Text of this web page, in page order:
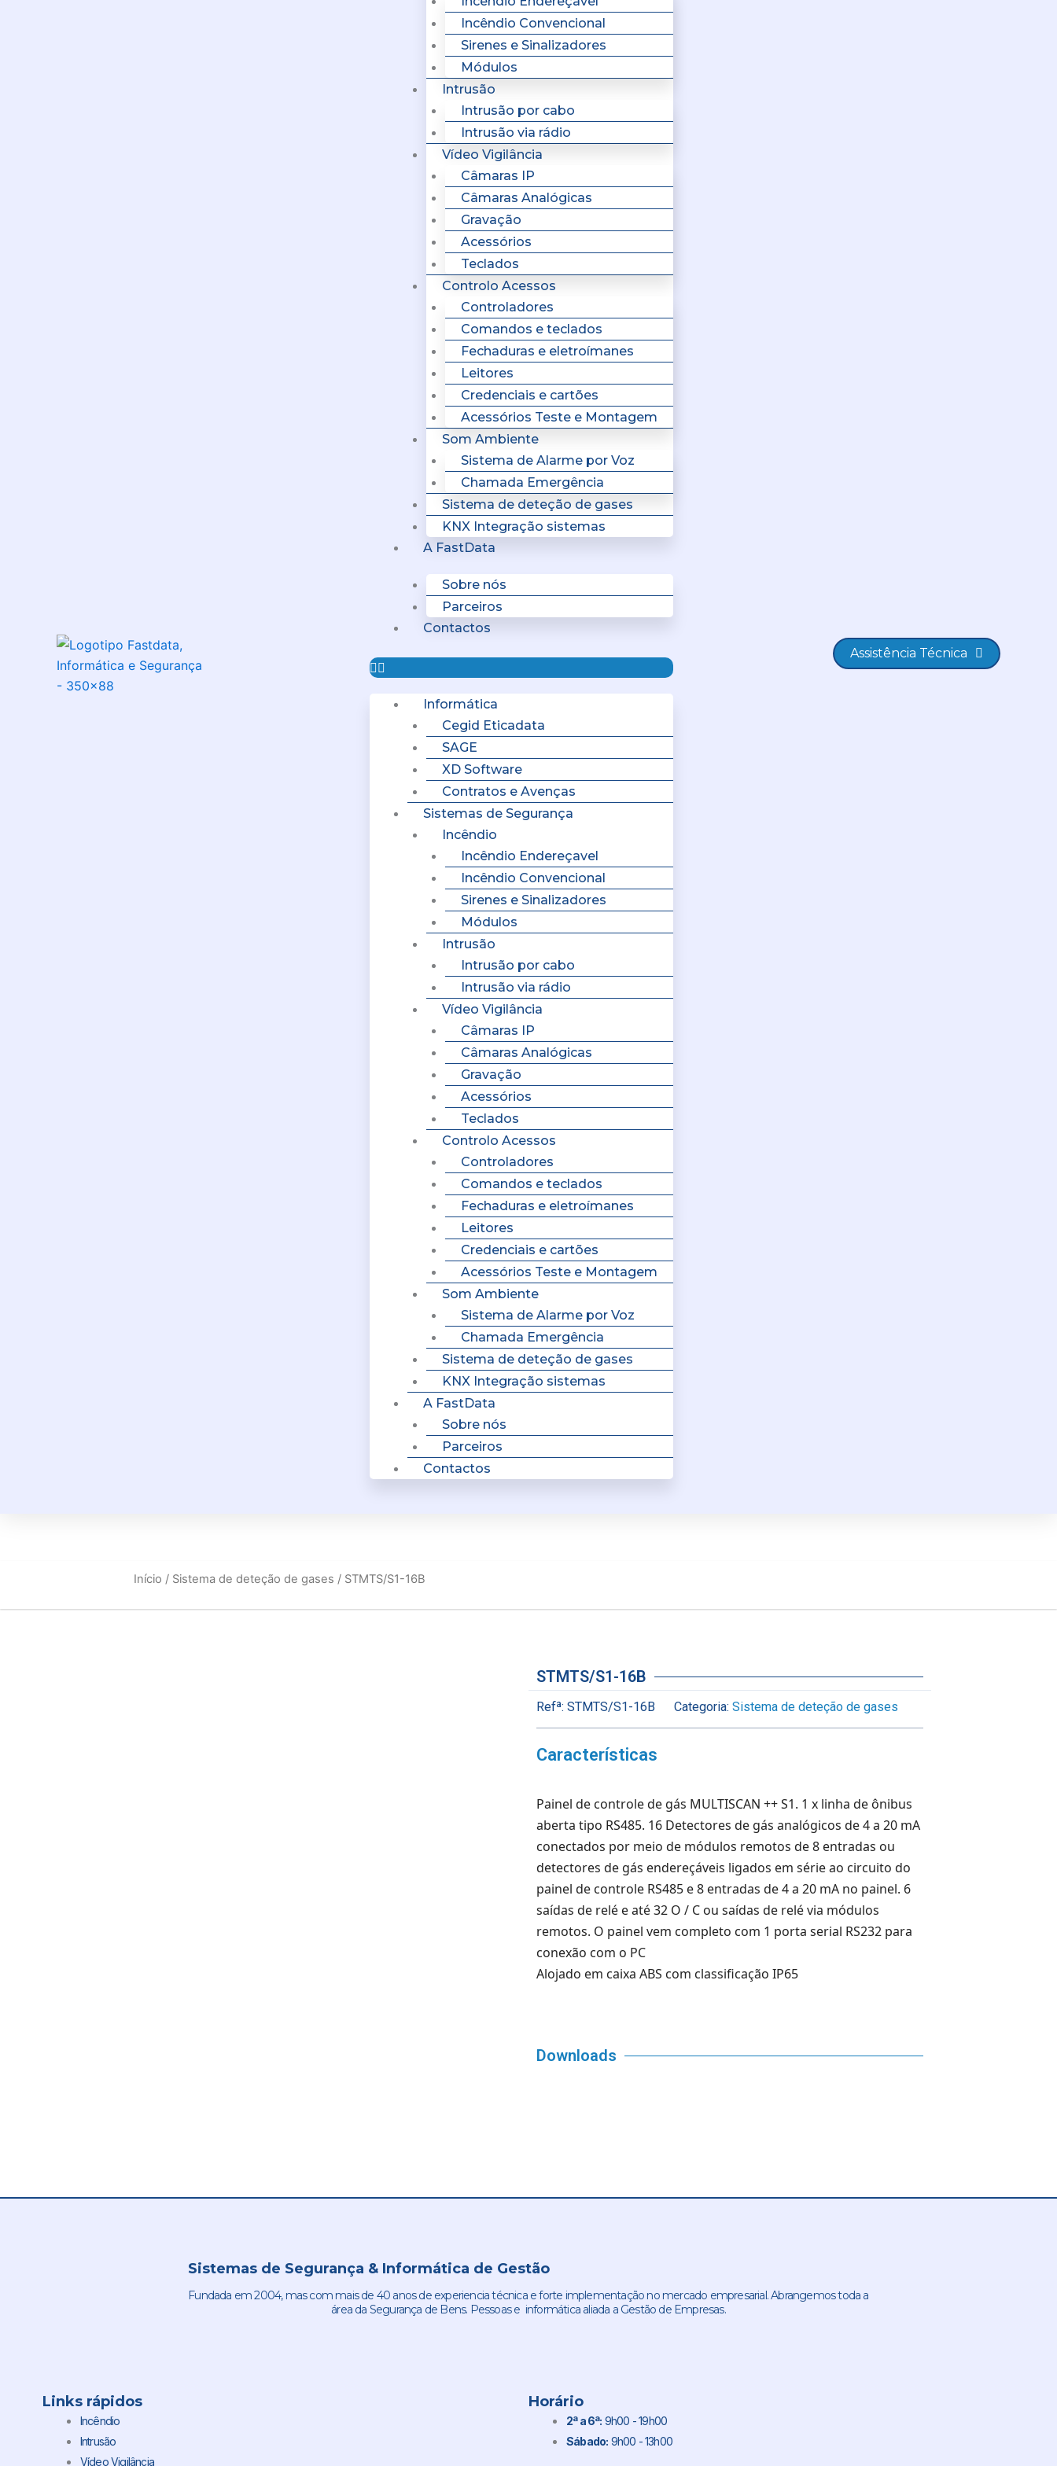
Incêndio Convencional
Sirenes e Sinalizadores
Módulos
Intrusão
Intrusão por cabo
Intrusão via rádio
Vídeo Vigilância
Câmaras IP
Câmaras Analógicas
Gravação
Acessórios
Teclados
Controlo Acessos
Controladores
Comandos e teclados
Fechaduras e eletroímanes
Leitores
Credenciais e cartões
Acessórios Teste e Montagem
Som Ambiente
Sistema de Alarme por Voz
Chamada Emergência
Sistema de deteção de gases
KNX Integração sistemas
A FastData
Sobre nós
Parceiros
Contactos
Informática
Cegid Eticadata
SAGE
XD Software
Contratos e Avenças
Sistemas de Segurança
Incêndio
Incêndio Endereçavel
Incêndio Convencional
Sirenes e Sinalizadores
Módulos
Intrusão
Intrusão por cabo
Intrusão via rádio
Vídeo Vigilância
Câmaras IP
Câmaras Analógicas
Gravação
Acessórios
Teclados
Controlo Acessos
Controladores
Comandos e teclados
Fechaduras e eletroímanes
Leitores
Credenciais e cartões
Acessórios Teste e Montagem
Som Ambiente
Sistema de Alarme por Voz
Chamada Emergência
Sistema de deteção de gases
KNX Integração sistemas
A FastData
Sobre nós
Parceiros
Contactos
Assistência Técnica
Início / Sistema de deteção de gases / STMTS/S1-16B
STMTS/S1-16B
Refª: STMTS/S1-16B Categoria: Sistema de deteção de gases
Características
Painel de controle de gás MULTISCAN ++ S1. 1 x linha de ônibus
aberta tipo RS485. 16 Detectores de gás analógicos de 4 a 20 mA
conectados por meio de módulos remotos de 8 entradas ou
detectores de gás endereçáveis ligados em série ao circuito do
painel de controle RS485 e 8 entradas de 4 a 20 mA no painel. 6
saídas de relé e até 32 O / C ou saídas de relé via módulos
remotos. O painel vem completo com 1 porta serial RS232 para
conexão com o PC
Alojado em caixa ABS com classificação IP65
Downloads
Sistemas de Segurança & Informática de Gestão
Fundada em 2004, mas com mais de 40 anos de experiencia técnica e forte implementação no mercado empresarial. Abrangemos toda a
área da Segurança de Bens. Pessoas e informática aliada a Gestão de Empresas.
Links rápidos
Incêndio
Intrusão
Vídeo Vigilância
Horário
2ª a 6ª: 9h00 - 19h00
Sábado: 9h00 - 13h00